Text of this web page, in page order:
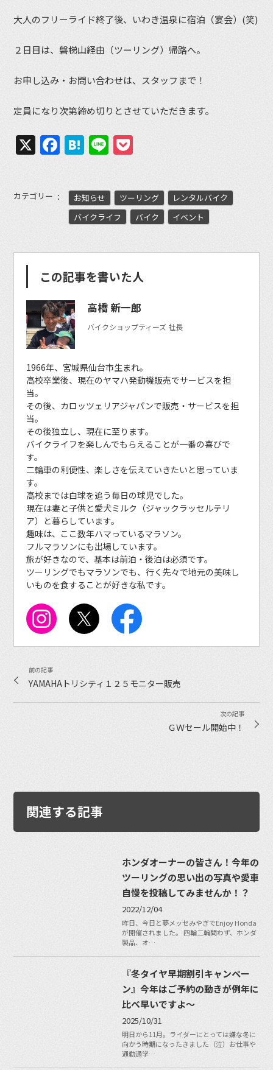
大人のフリーライド終了後、いわき温泉に宿泊（宴会）(笑)
２日目は、磐梯山経由（ツーリング）帰路へ。
お申し込み・お問い合わせは、スタッフまで！
定員になり次第締め切りとさせていただきます。
X Facebook
Hatena
Line
カテゴリー お知らせ ツーリング
レンタルバイク
バイクライフ
バイク イベント
この記事を書いた人
高橋 新一郎
バイクショップティーズ 社長
1966年、宮城県仙台市生まれ。
高校卒業後、現在のヤマハ発動機販売でサービスを担
当。
その後、カロッツェリアジャパンで販売・サービスを担
当。
その後独立し、現在に至ります。
バイクライフを楽しんでもらえることが一番の喜びで
す。
二輪車の利便性、楽しさを伝えていきたいと思っていま
す。
高校までは白球を追う毎日の球児でした。
現在は妻と子供と愛犬ミルク（ジャックラッセルテリ
ア）と暮らしています。
趣味は、ここ数年ハマっているマラソン。
フルマラソンにも出場しています。
旅が好きなので、基本は前泊・後泊は必須です。
ツーリングでもマラソンでも、行く先々で地元の美味し
いものを食することが好きな私です。
YAMAHAトリシティ１２５モニター販売
ＧＷセール開始中！
関連する記事
ホンダオーナーの皆さん！今年の
ツーリングの思い出の写真や愛車
自慢を投稿してみませんか！？
2022/12/04
昨日、今日と夢メッセみやぎでEnjoy Honda
が開催されました。 四輪二輪問わず、ホンダ
製品、オ…
『冬タイヤ早期割引キャンペー
ン』今年はご予約の動きが例年に
比べ早いですよ〜
2025/10/31
明日から11月。ライダーにとっては嫌な冬に
向かう時期になったきました（泣）お仕事や
通勤通学…